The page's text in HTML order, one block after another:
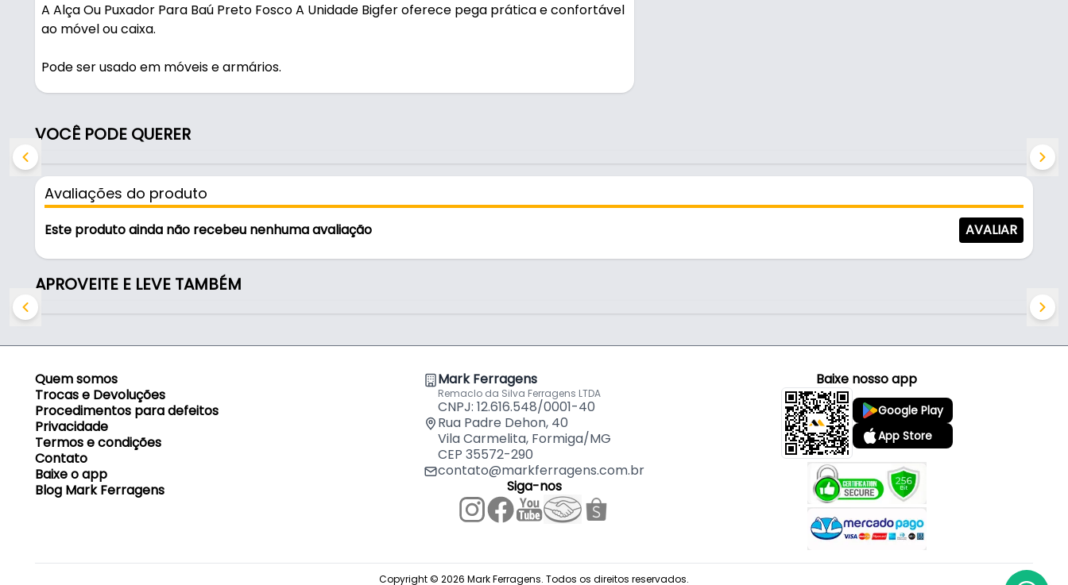
A Alça Ou Puxador Para Baú Preto Fosco A Unidade Bigfer oferece pega prática e confortável
ao móvel ou caixa.
Pode ser usado em móveis e armários.
Características:
- Modelo: Alça de Baú
- Material: Aço
- Cor: Preto Fosco
- Largura: 92 mm
- Furação: 116 mm Entre Furos
- Tamanho: 144 mm
- Diâmetro da alça: Ø4 mm
VOCÊ PODE QUERER
Avaliações do produto
Este produto ainda não recebeu nenhuma avaliação AVALIAR
APROVEITE E LEVE TAMBÉM
Quem somos
Trocas e Devoluções
Procedimentos para defeitos
Privacidade
Termos e condições
Contato
Baixe o app
Blog Mark Ferragens
Mark Ferragens
Remaclo da Silva Ferragens LTDA
CNPJ: 12.616.548/0001-40
Rua Padre Dehon, 40
Vila Carmelita, Formiga/MG
CEP 35572-290
contato@markferragens.com.br
Siga-nos
Baixe nosso app
Google Play
App Store
Copyright © 2026 Mark Ferragens. Todos os direitos reservados.